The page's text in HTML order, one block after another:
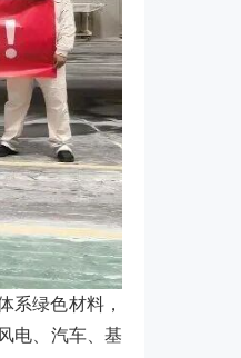
系绿色材料，
电、汽车、基